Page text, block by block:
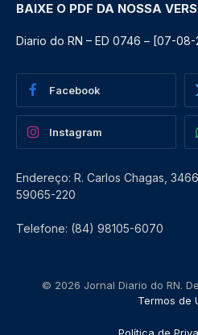
BAIXE O PDF DA NOSSA
Diario do RN – ED 0746 – [07-08-
Facebook
Instagram
Endereço: R. Carlos Chagas,
59065-220
Telefone: (84) 98105-6070
© 2026 Jornal Diario do RN.
Termos de